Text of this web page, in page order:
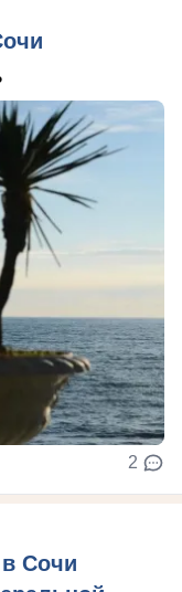
2
Сочи